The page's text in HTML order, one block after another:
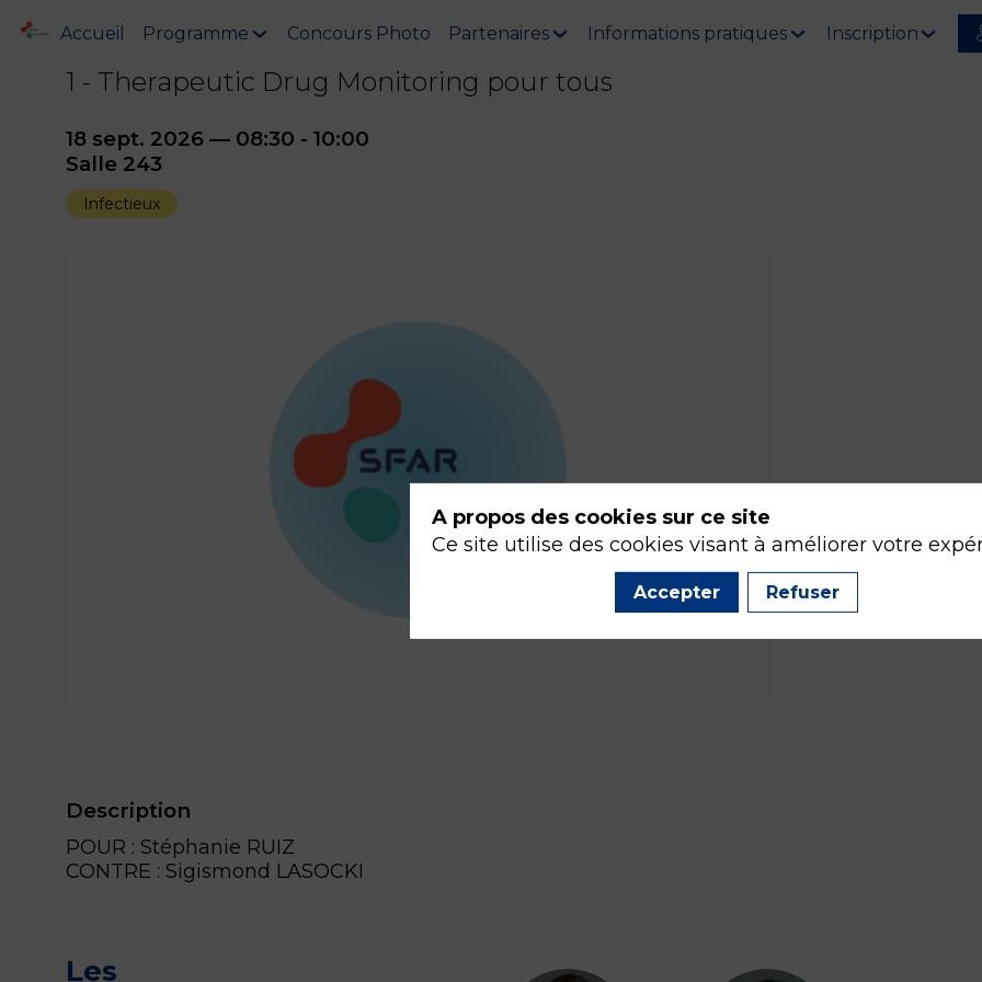
Accueil Programme Concours Photo Partenaires Informations pratiques Inscription
1 - Therapeutic Drug Monitoring pour tous
18 sept. 2026 — 08:30 - 10:00
Salle 243
Infectieux
Description
POUR : Stéphanie RUIZ
CONTRE : Sigismond LASOCKI
Les
A propos des cookies sur ce site
Ce site utilise des cookies visant à améliorer votre
Accepter Refuser